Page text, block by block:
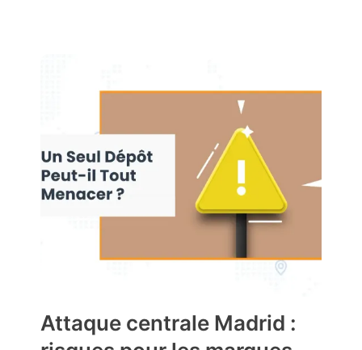
Attaque centrale Madrid :